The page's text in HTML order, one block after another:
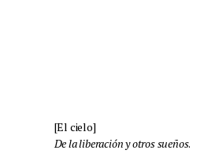
[El cielo]
De la liberación y otros sueños.